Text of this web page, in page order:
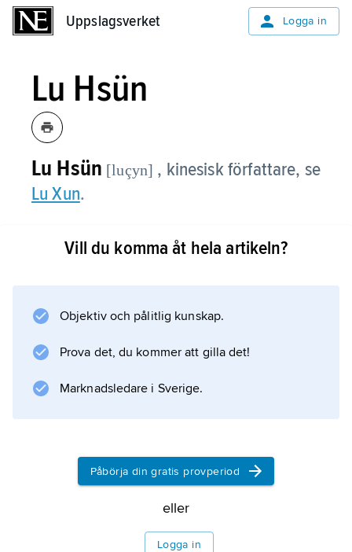
Uppslagsverket Logga in
Lu Hsün
Lu Hsün [luçyn] , kinesisk författare, se
Lu Xun.
Vill du komma åt hela artikeln?
Objektiv och pålitlig kunskap.
Prova det, du kommer att gilla det!
Marknadsledare i Sverige.
Påbörja din gratis provperiod
eller
Logga in